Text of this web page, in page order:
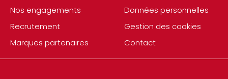
Nos engagements
Recrutement
Marques partenaires
Données personnelles
Gestion des cookies
Contact